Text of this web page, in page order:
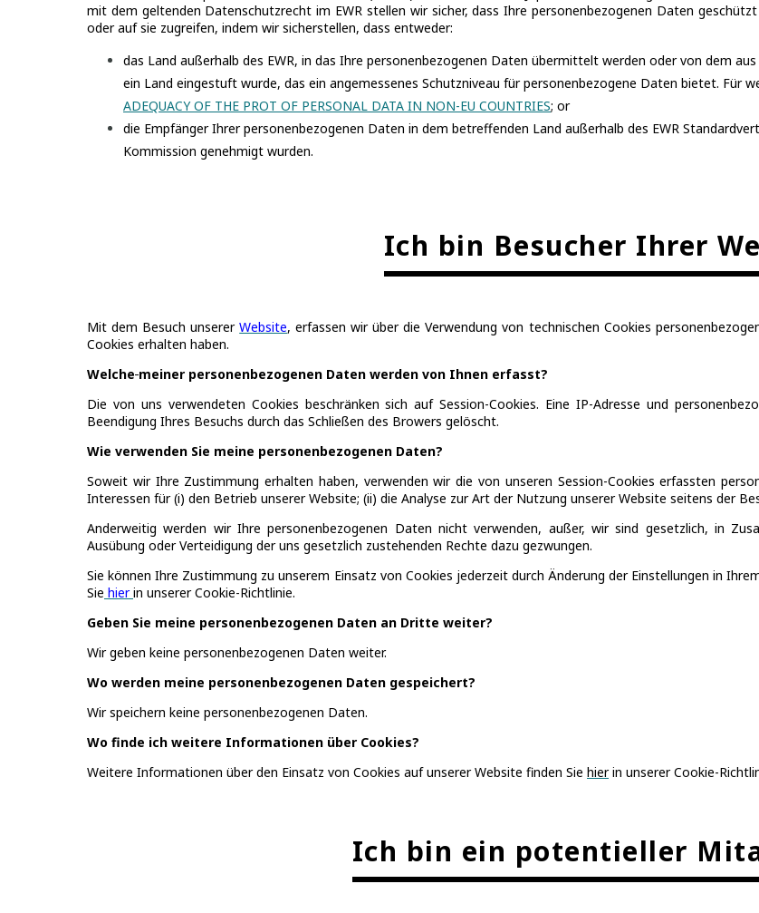
mit dem geltenden Datenschutzrecht im EWR stellen wir sicher, dass Ihre personenbezogenen Daten
oder auf sie zugreifen, indem wir sicherstellen, dass entweder:
das Land außerhalb des EWR, in das Ihre personenbezogenen Daten übermittelt werden oder von dem
ein Land eingestuft wurde, das ein angemessenes Schutzniveau für personenbezogene Daten bietet. Für
ADEQUACY OF THE PROT OF PERSONAL DATA IN NON-EU COUNTRIES; or
die Empfänger Ihrer personenbezogenen Daten in dem betreffenden Land außerhalb des EWR
Kommission genehmigt wurden.
Ich bin Besucher Ihrer
Mit dem Besuch unsererWebsite, erfassen wir über die Verwendung von technischen Cookies
Cookies erhalten haben.
Welche meiner personenbezogenen Daten werden von Ihnen erfasst?
Die von uns verwendeten Cookies beschränken sich auf Session-Cookies. Eine IP-Adresse und
Beendigung Ihres Besuchs durch das Schließen des Browers gelöscht.
Wie verwenden Sie meine personenbezogenen Daten?
Soweit wir Ihre Zustimmung erhalten haben, verwenden wir die von unseren Session-Cookies erfassten
Interessen für (i) den Betrieb unserer Website; (ii) die Analyse zur Art der Nutzung unserer Website seitens der
Anderweitig werden wir Ihre personenbezogenen Daten nicht verwenden, außer, wir sind gesetzlich, in
Ausübung oder Verteidigung der uns gesetzlich zustehenden Rechte dazu gezwungen.
Sie können Ihre Zustimmung zu unserem Einsatz von Cookies jederzeit durch Änderung der Einstellungen in
Sie hier in unserer Cookie-Richtlinie.
Geben Sie meine personenbezogenen Daten an Dritte weiter?
Wir geben keine personenbezogenen Daten weiter.
Wo werden meine personenbezogenen Daten gespeichert?
Wir speichern keine personenbezogenen Daten.
Wo finde ich weitere Informationen über Cookies?
Weitere Informationen über den Einsatz von Cookies auf unserer Website finden Sie hierin unserer Cookie-
Ich bin ein potentieller